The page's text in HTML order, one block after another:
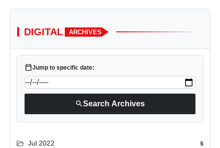
DIGITAL ARCHIVES
calendar_todayJump to specific date:
searchSearch Archives
folder_open Jul 2022 5